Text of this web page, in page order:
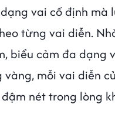
vai cố định mà
từng vai diễn.
biểu cảm đa dạng
vàng, mỗi vai diễn
nét trong lòng